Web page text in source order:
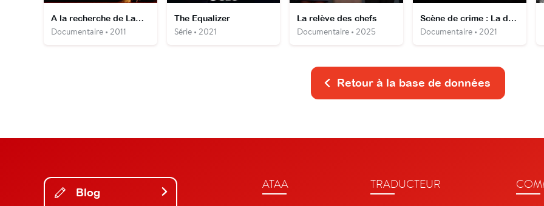
A la recherche de Lawrence d'Arabie
Documentaire • 2011
The Equalizer
Série • 2021
La relève des chefs
Documentaire • 2025
Scène de crime : La disparue du Cecil Hotel
Documentaire • 2021
Retour à la base de données
Blog
ATAA TRADUCTEUR